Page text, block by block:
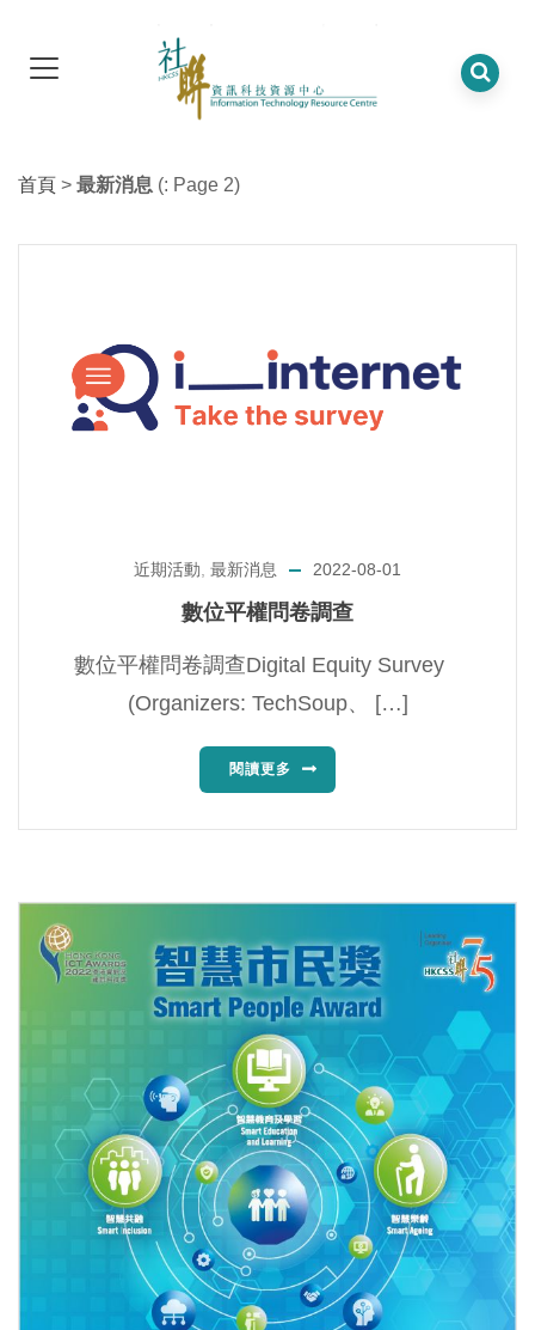
首頁 > 最新消息 (: Page 2)
近期活動 最新消息 2022-08-01
數位平權問卷調查
數位平權問卷調查Digital Equity Survey
(Organizers: TechSoup、 […]
閱讀更多